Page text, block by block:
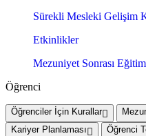
Sürekli Mesleki Gelişim
Etkinlikler
Mezuniyet Sonrası
Öğrenci
Öğrenciler İçin Kurallar
Kariyer Planlaması
Öğrenci